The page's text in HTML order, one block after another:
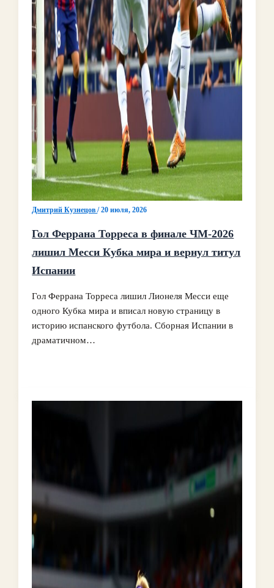
Дмитрий Кузнецов/20 июля, 2026
Гол Феррана Торреса в финале ЧМ‑2026
лишил Месси Кубка мира и вернул титул
Испании
Гол Феррана Торреса лишил Лионеля Месси еще
одного Кубка мира и вписал новую страницу в
историю испанского футбола. Сборная Испании в
драматичном…